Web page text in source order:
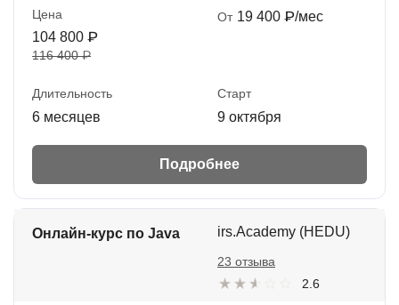
Цена
104 800 ₽
116 400 ₽
От 19 400 ₽/мес
Длительность
6 месяцев
Старт
9 октября
Подробнее
Онлайн-курс по Java irs.Academy (HEDU)
2.6
23 отзыва